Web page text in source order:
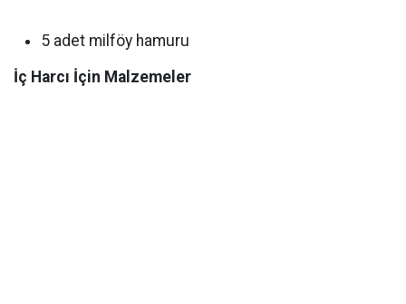
5 adet milföy hamuru
İç Harcı İçin Malzemeler